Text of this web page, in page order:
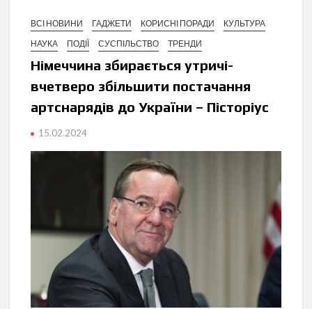
ВСІ НОВИНИ ГАДЖЕТИ КОРИСНІ ПОРАДИ
КУЛЬТУРА
НАУКА
ПОДІЇ СУСПІЛЬСТВО ТРЕНДИ
Німеччина збирається утричі-
вчетверо збільшити постачання
артснарядів до України – Пісторіус
15.02.2024